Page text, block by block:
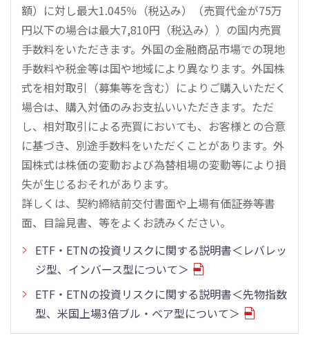
額）に対し最大1.045％（税込み）（売買代金が75万
円以下の場合は最大7,810円（税込み））の国内売買
手数料をいただきます。外国の金融商品市場での現地
手数料や税金等は国や地域により異なります。外国株
式を相対取引（募集等を含む）によりご購入いただく
場合は、購入対価のみお支払いいただきます。ただ
し、相対取引による売買においても、お客様との合意
に基づき、別途手数料をいただくことがあります。外
国株式は株価の変動および為替相場の変動等により損
失が生じるおそれがあります。
詳しくは、契約締結前交付書面や上場有価証券等書
面、目論見書、等をよくお読みください。
ETF・ETNの投資リスクに関する説明書＜レバレッ
ジ型、インバース型について＞
ETF・ETNの投資リスクに関する説明書＜先物指数
型、米国上場3倍ブル・ベア型について＞